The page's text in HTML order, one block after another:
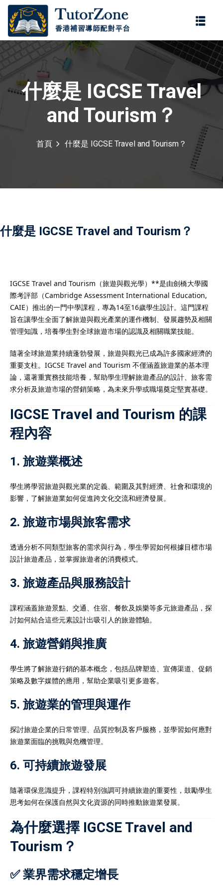
什麼是 IGCSE Travel
and Tourism？
首頁 什麼是 IGCSE Travel and Tourism？
什麼是 IGCSE Travel and Tourism？
IGCSE Travel and Tourism（旅遊與觀光學）**是由劍橋大學國
際考評部（Cambridge Assessment International Education,
CAIE）推出的一門中學課程，專為14至16歲學生設計。這門課程
旨在讓學生全面了解旅遊與觀光產業的運作機制、發展趨勢及相關
管理知識，培養學生對全球旅遊市場的認識及相關職業技能。
隨著全球旅遊業持續蓬勃發展，旅遊與觀光已成為許多國家經濟的
重要支柱。IGCSE Travel and Tourism 不僅涵蓋旅遊業的基本理
論，還著重實務技能培養，幫助學生理解旅遊產品的設計、旅客需
求分析及旅遊市場的營銷策略，為未來升學或職場奠定堅實基礎。
IGCSE Travel and Tourism 的課
程內容
1. 旅遊業概述
學生將學習旅遊與觀光業的定義、範圍及其對經濟、社會和環境的
影響，了解旅遊業如何促進跨文化交流和經濟發展。
2. 旅遊市場與旅客需求
透過分析不同類型旅客的需求與行為，學生學習如何根據目標市場
設計旅遊產品，並掌握旅遊者的消費模式。
3. 旅遊產品與服務設計
課程涵蓋旅遊景點、交通、住宿、餐飲及娛樂等多元旅遊產品，探
討如何結合這些元素設計出吸引人的旅遊體驗。
4. 旅遊營銷與推廣
學生將了解旅遊行銷的基本概念，包括品牌塑造、宣傳渠道、促銷
策略及數字媒體的應用，幫助企業吸引更多遊客。
5. 旅遊業的管理與運作
探討旅遊企業的日常管理、品質控制及客戶服務，並學習如何應對
旅遊業面臨的挑戰與危機管理。
6. 可持續旅遊發展
隨著環保意識提升，課程特別強調可持續旅遊的重要性，鼓勵學生
思考如何在保護自然與文化資源的同時推動旅遊業發展。
為什麼選擇 IGCSE Travel and
Tourism？
✅ 業界需求穩定增長
登錄
忘記密碼?